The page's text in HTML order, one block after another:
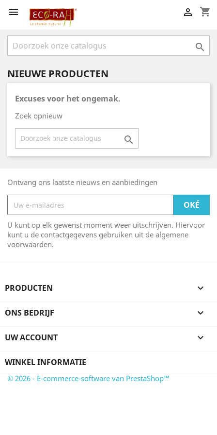
 shopping_cart


NIEUWE PRODUCTEN
Excuses voor het ongemak.
Zoek opnieuw

Ontvang ons laatste nieuws en aanbiedingen
U kunt op elk gewenst moment weer uitschrijven. Hiervoor
kunt u de contactgegevens gebruiken uit de algemene
voorwaarden.
PRODUCTEN 
ONS BEDRIJF 
UW ACCOUNT 
WINKEL INFORMATIE
© 2026 - E-commerce-software van PrestaShop™